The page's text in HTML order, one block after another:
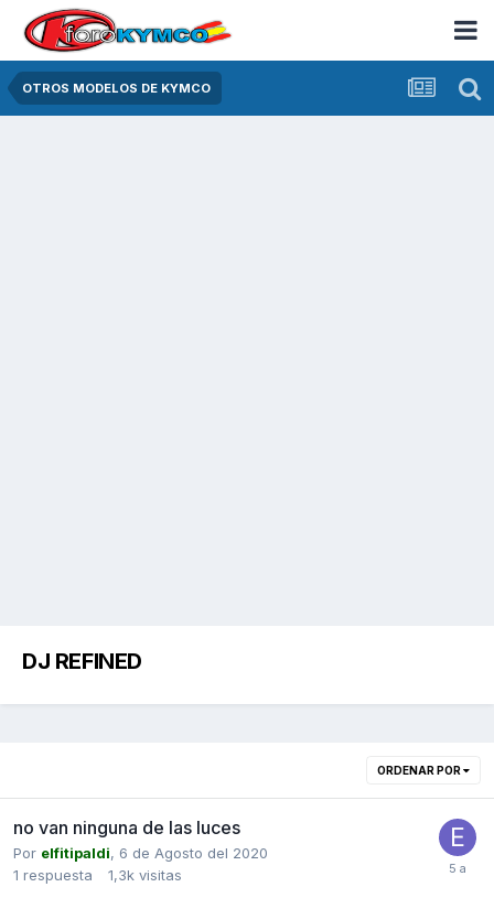
OTROS MODELOS DE KYMCO
DJ REFINED
ORDENAR POR
no van ninguna de las luces
Por elfitipaldi, 6 de Agosto del 2020
1 respuesta 1,3k visitas